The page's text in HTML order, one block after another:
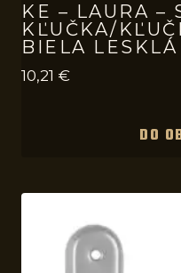
KE – LAURA –
KĽUČKA/
BIELA LESKLÁ
10,21 €
DO